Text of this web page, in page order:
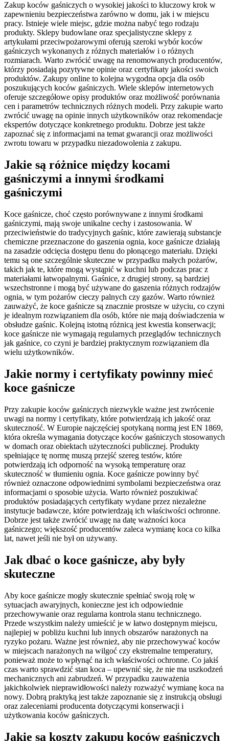
Zakup koców gaśniczych o wysokiej jakości to kluczowy krok w
zapewnieniu bezpieczeństwa zarówno w domu, jak i w miejscu
pracy. Istnieje wiele miejsc, gdzie można nabyć tego rodzaju
produkty. Sklepy budowlane oraz specjalistyczne sklepy z
artykułami przeciwpożarowymi oferują szeroki wybór koców
gaśniczych wykonanych z różnych materiałów i o różnych
rozmiarach. Warto zwrócić uwagę na renomowanych producentów,
którzy posiadają pozytywne opinie oraz certyfikaty jakości swoich
produktów. Zakupy online to kolejna wygodna opcja dla osób
poszukujących koców gaśniczych. Wiele sklepów internetowych
oferuje szczegółowe opisy produktów oraz możliwość porównania
cen i parametrów technicznych różnych modeli. Przy zakupie warto
zwrócić uwagę na opinie innych użytkowników oraz rekomendacje
ekspertów dotyczące konkretnego produktu. Dobrze jest także
zapoznać się z informacjami na temat gwarancji oraz możliwości
zwrotu towaru w przypadku niezadowolenia z zakupu.
Jakie są różnice między kocami
gaśniczymi a innymi środkami
gaśniczymi
Koce gaśnicze, choć często porównywane z innymi środkami
gaśniczymi, mają swoje unikalne cechy i zastosowania. W
przeciwieństwie do tradycyjnych gaśnic, które zawierają substancje
chemiczne przeznaczone do gaszenia ognia, koce gaśnicze działają
na zasadzie odcięcia dostępu tlenu do płonącego materiału. Dzięki
temu są one szczególnie skuteczne w przypadku małych pożarów,
takich jak te, które mogą wystąpić w kuchni lub podczas prac z
materiałami łatwopalnymi. Gaśnice, z drugiej strony, są bardziej
wszechstronne i mogą być używane do gaszenia różnych rodzajów
ognia, w tym pożarów cieczy palnych czy gazów. Warto również
zauważyć, że koce gaśnicze są znacznie prostsze w użyciu, co czyni
je idealnym rozwiązaniem dla osób, które nie mają doświadczenia w
obsłudze gaśnic. Kolejną istotną różnicą jest kwestia konserwacji;
koce gaśnicze nie wymagają regularnych przeglądów technicznych
jak gaśnice, co czyni je bardziej praktycznym rozwiązaniem dla
wielu użytkowników.
Jakie normy i certyfikaty powinny mieć
koce gaśnicze
Przy zakupie koców gaśniczych niezwykle ważne jest zwrócenie
uwagi na normy i certyfikaty, które potwierdzają ich jakość oraz
skuteczność. W Europie najczęściej spotykaną normą jest EN 1869,
która określa wymagania dotyczące koców gaśniczych stosowanych
w domach oraz obiektach użyteczności publicznej. Produkty
spełniające tę normę muszą przejść szereg testów, które
potwierdzają ich odporność na wysoką temperaturę oraz
skuteczność w tłumieniu ognia. Koce gaśnicze powinny być
również oznaczone odpowiednimi symbolami bezpieczeństwa oraz
informacjami o sposobie użycia. Warto również poszukiwać
produktów posiadających certyfikaty wydane przez niezależne
instytucje badawcze, które potwierdzają ich właściwości ochronne.
Dobrze jest także zwrócić uwagę na datę ważności koca
gaśniczego; większość producentów zaleca wymianę koca co kilka
lat, nawet jeśli nie był on używany.
Jak dbać o koce gaśnicze, aby były
skuteczne
Aby koce gaśnicze mogły skutecznie spełniać swoją rolę w
sytuacjach awaryjnych, konieczne jest ich odpowiednie
przechowywanie oraz regularna kontrola stanu technicznego.
Przede wszystkim należy umieścić je w łatwo dostępnym miejscu,
najlepiej w pobliżu kuchni lub innych obszarów narażonych na
ryzyko pożaru. Ważne jest również, aby nie przechowywać koców
w miejscach narażonych na wilgoć czy ekstremalne temperatury,
ponieważ może to wpłynąć na ich właściwości ochronne. Co jakiś
czas warto sprawdzić stan koca – upewnić się, że nie ma uszkodzeń
mechanicznych ani zabrudzeń. W przypadku zauważenia
jakichkolwiek nieprawidłowości należy rozważyć wymianę koca na
nowy. Dobrą praktyką jest także zapoznanie się z instrukcją obsługi
oraz zaleceniami producenta dotyczącymi konserwacji i
użytkowania koców gaśniczych.
Jakie są koszty zakupu koców gaśniczych